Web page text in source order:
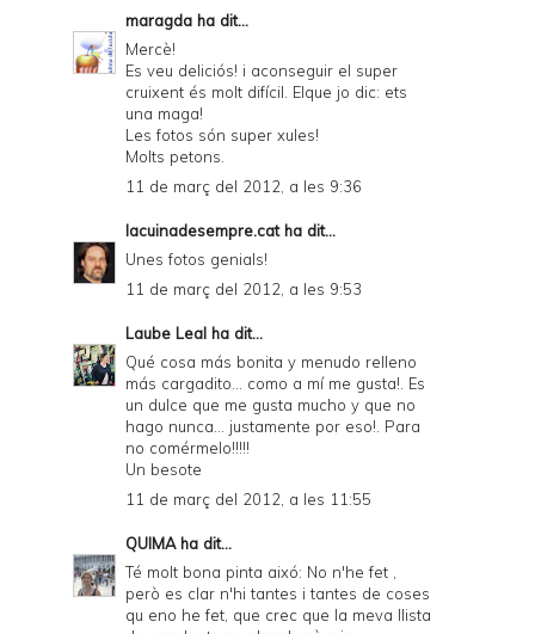
maragda ha dit...
Mercè!
Es veu deliciós! i aconseguir el super
cruixent és molt difícil. Elque jo dic: ets
una maga!
Les fotos són super xules!
Molts petons.
11 de març del 2012, a les 9:36
lacuinadesempre.catha dit...
Unes fotos genials!
11 de març del 2012, a les 9:53
Laube Leal ha dit...
Qué cosa más bonita y menudo relleno
más cargadito... como a mí me gusta!. Es
un dulce que me gusta mucho y que no
hago nunca... justamente por eso!. Para
no comérmelo!!!!!
Un besote
11 de març del 2012, a les 11:55
QUIMAha dit...
Té molt bona pinta aixó: No n'he fet ,
però es clar n'hi tantes i tantes de coses
qu eno he fet, que crec que la meva llista